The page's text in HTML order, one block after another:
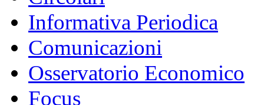
Informativa Periodica
Comunicazioni
Osservatorio Economico
Focus